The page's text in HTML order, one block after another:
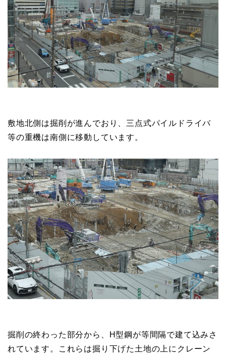
敷地北側は掘削が進んでおり、三点式パイルドライバ
等の重機は南側に移動しています。
掘削の終わった部分から、H型鋼が等間隔で建て込みさ
れています。これらは掘り下げた土地の上にクレーン